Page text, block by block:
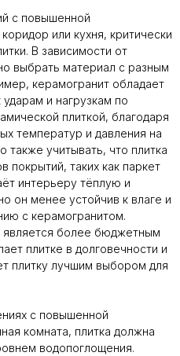
с повышенной
или кухня, критически
В зависимости от
выбрать материал с разным
керамогранит обладает
и нагрузкам по
плиткой, благодаря
температур и давления на
также учитывать, что плитка
покрытий, таких как паркет
интерьеру тёплую и
он менее устойчив к влаге и
с керамогранитом.
более бюджетным
плитке в долговечности и
плитку лучшим выбором для
с повышенной
комната, плитка должна
водопоглощения.